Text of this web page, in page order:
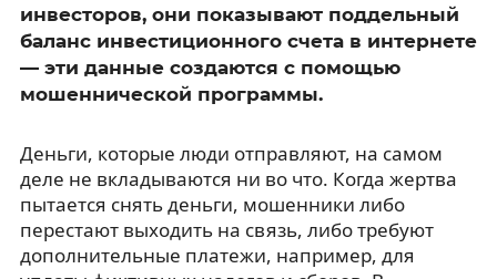
инвесторов, они показывают поддельный
баланс инвестиционного счета в интернете
— эти данные создаются с помощью
мошеннической программы.
Деньги, которые люди отправляют, на самом
деле не вкладываются ни во что. Когда жертва
пытается снять деньги, мошенники либо
перестают выходить на связь, либо требуют
дополнительные платежи, например, для